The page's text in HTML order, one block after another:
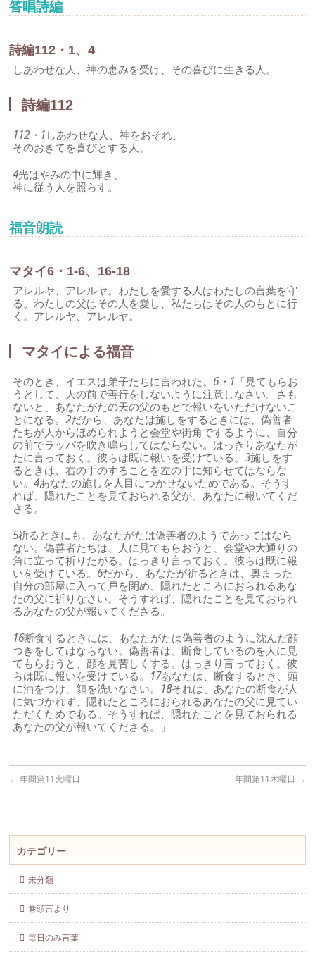
答唱詩編
詩編112・1、4
しあわせな人、神の恵みを受け、その喜びに生きる人。
詩編112
112・1しあわせな人、神をおそれ、
そのおきてを喜びとする人。
4光はやみの中に輝き、
神に従う人を照らす。
福音朗読
マタイ6・1-6、16-18
アレルヤ、アレルヤ。わたしを愛する人はわたしの言葉を守
る。わたしの父はその人を愛し、私たちはその人のもとに行
く。アレルヤ、アレルヤ。
マタイによる福音
そのとき、イエスは弟子たちに言われた。 6・1 「見てもらお
うとして、人の前で善行をしないように注意しなさい。さも
ないと、あなたがたの天の父のもとで報いをいただけないこ
とになる。2だから、あなたは施しをするときには、偽善者
たちが人からほめられようと会堂や街角でするように、自分
の前でラッパを吹き鳴らしてはならない。はっきりあなたが
たに言っておく。彼らは既に報いを受けている。3施しをす
るときは、右の手のすることを左の手に知らせてはならな
い。4あなたの施しを人目につかせないためである。そうす
れば、隠れたことを見ておられる父が、あなたに報いてくだ
さる。
5祈るときにも、あなたがたは偽善者のようであってはなら
ない。偽善者たちは、人に見てもらおうと、会堂や大通りの
角に立って祈りたがる。はっきり言っておく。彼らは既に報
いを受けている。 6だから、あなたが祈るときは、奥まった
自分の部屋に入って戸を閉め、隠れたところにおられるあな
たの父に祈りなさい。そうすれば、隠れたことを見ておられ
るあなたの父が報いてくださる。
16断食するときには、あなたがたは偽善者のように沈んだ顔
つきをしてはならない。偽善者は、断食しているのを人に見
てもらおうと、顔を見苦しくする。はっきり言っておく。彼
らは既に報いを受けている。 17あなたは、断食するとき、頭
に油をつけ、顔を洗いなさい。 18それは、あなたの断食が人
に気づかれず、隠れたところにおられるあなたの父に見てい
ただくためである。そうすれば、隠れたことを見ておられる
あなたの父が報いてくださる。」
← 年間第11火曜日 年間第11木曜日 →
カテゴリー
未分類
巻頭言より
毎日のみ言葉